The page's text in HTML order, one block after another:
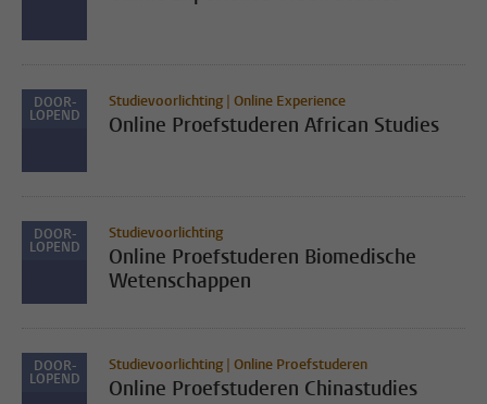
DOOR-
LOPEND
Studievoorlichting | Online Experience
Online Proefstuderen African Studies
DOOR-
LOPEND
Studievoorlichting
Online Proefstuderen Biomedische
Wetenschappen
DOOR-
LOPEND
Studievoorlichting | Online Proefstuderen
Online Proefstuderen Chinastudies